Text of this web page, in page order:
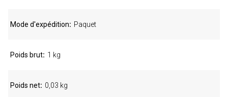
Mode d'expédition Paquet
Poids brut 1 kg
Poids net 0,03 kg